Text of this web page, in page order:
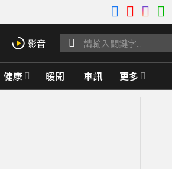
健康 暖聞 車訊 更多